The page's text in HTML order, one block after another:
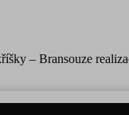
– Bransouze